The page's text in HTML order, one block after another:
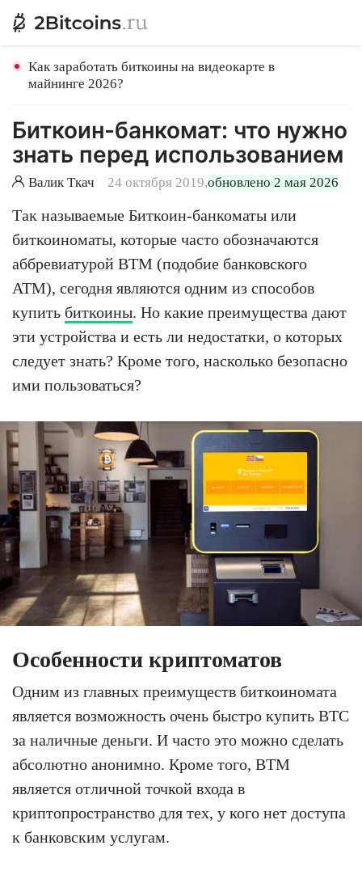
Как заработать биткоины на видеокарте в
майнинге 2026?
Биткоин-банкомат: что нужно
знать перед использованием
Валик Ткач 24 октября 2019,обновлено 2 мая 2026
Так называемые Биткоин-банкоматы или
биткоиноматы, которые часто обозначаются
аббревиатурой BTM (подобие банковского
ATM), сегодня являются одним из способов
купить биткоины. Но какие преимущества дают
эти устройства и есть ли недостатки, о которых
следует знать? Кроме того, насколько безопасно
ими пользоваться?
Особенности криптоматов
Одним из главных преимуществ биткоиномата
является возможность очень быстро купить BTC
за наличные деньги. И часто это можно сделать
абсолютно анонимно. Кроме того, BTM
является отличной точкой входа в
криптопространство для тех, у кого нет доступа
к банковским услугам.